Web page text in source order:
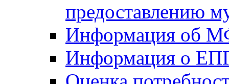
предоставлению
Информация об
Информация о